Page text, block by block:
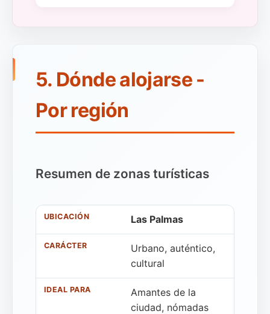
5. Dónde alojarse -
Por región
Resumen de zonas turísticas
Las Palmas
Urbano, auténtico,
cultural
Amantes de la
ciudad, nómadas